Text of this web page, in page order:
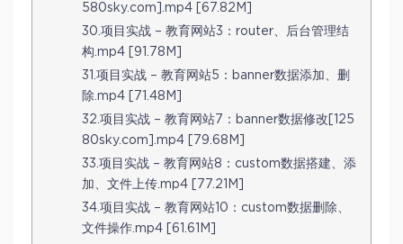
580sky.com].mp4 [67.82M]
30.项目实战 – 教育网站3：router、后台管理结
构.mp4 [91.78M]
31.项目实战 – 教育网站5：banner数据添加、删
除.mp4 [71.48M]
32.项目实战 – 教育网站7：banner数据修改[125
80sky.com].mp4 [79.68M]
33.项目实战 – 教育网站8：custom数据搭建、添
加、文件上传.mp4 [77.21M]
34.项目实战 – 教育网站10：custom数据删除、
文件操作.mp4 [61.61M]